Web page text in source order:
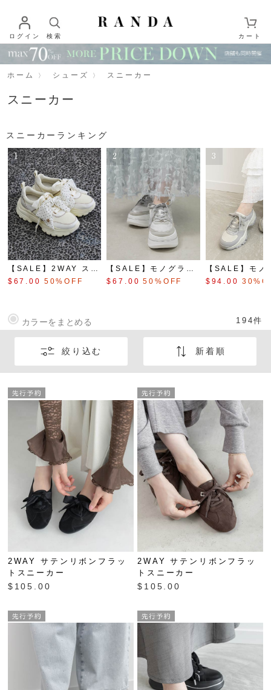
ログイン 検索 カート
ホーム シューズ スニーカー
スニーカー
スニーカーランキング
1
【SALE】2WAY スカ
ーフリボンボリューム
$‌67.00 50%OFF
2
【SALE】モノグラム
×キルティング プラッ
$‌67.00 50%OFF
3
【SALE】モノ
刺繍デザインス
$‌94.00
194件
絞り込む 新着順
カラーをまとめる
2WAY サテンリボンフラッ
トスニーカー
$‌105.00
2WAY サテンリボンフラッ
トスニーカー
$‌105.00